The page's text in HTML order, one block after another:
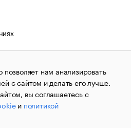
О соблюдении авторских прав
1995–2026.Сообщения
агентства «РБК»
службой по надзору в сфере
и массовых
09.12.2015 за номером ИА
пометкой «РБК». Отдельные
информацию,
нам анализировать
с сайтом и делать его лучше.
вы соглашаетесь с
и политикой